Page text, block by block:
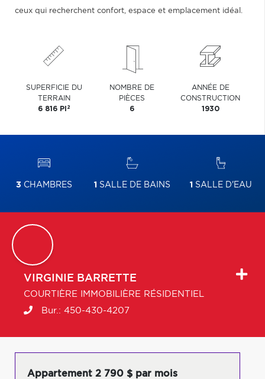
ceux qui recherchent confort, espace et emplacement idéal.
SUPERFICIE DU
TERRAIN
6 816 PI 2
NOMBRE DE
PIÈCES
6
ANNÉE DE
CONSTRUCTION
1930
3 CHAMBRES 1 SALLE DE BAINS 1 SALLE D'EAU
VIRGINIE BARRETTE
COURTIÈRE IMMOBILIÈRE RÉSIDENTIEL
Bur.: 450-430-4207
Appartement 2 790 $ par mois